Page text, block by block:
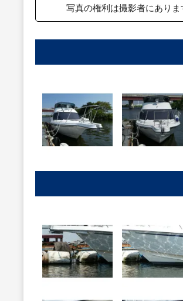
写真の権利は撮影者にあり